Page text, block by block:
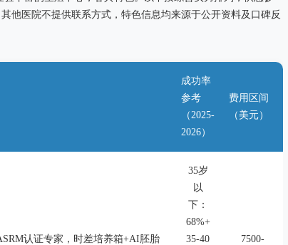
他医院不提供联系方式，特色信息均来源于公开资料及口碑反
成功率
参考
（2025-
2026）
费用区间
（美元）
认证专家，时差培养箱+AI胚胎
35岁
以
下：
68%+
35-40
7500-